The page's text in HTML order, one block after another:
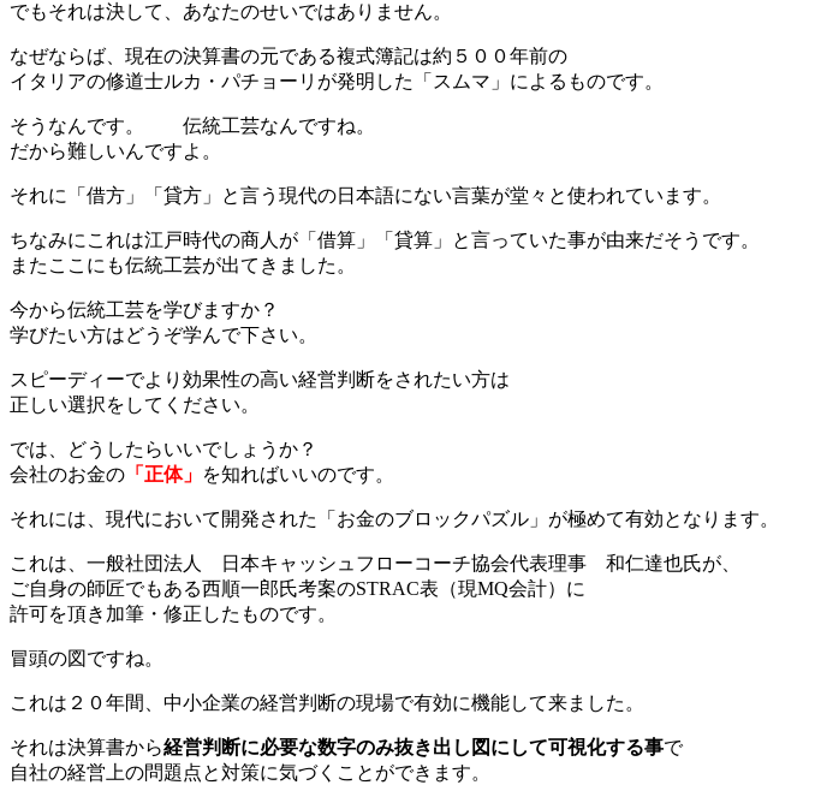
でもそれは決して、あなたのせいではありません。
なぜならば、現在の決算書の元である複式簿記は約５００年前の
イタリアの修道士ルカ・パチョーリが発明した「スムマ」によるものです。
そうなんです。 伝統工芸なんですね。
だから難しいんですよ。
それに「借方」「貸方」と言う現代の日本語にない言葉が堂々と使われています。
ちなみにこれは江戸時代の商人が「借算」「貸算」と言っていた事が由来だそうです。
またここにも伝統工芸が出てきました。
今から伝統工芸を学びますか？
学びたい方はどうぞ学んで下さい。
スピーディーでより効果性の高い経営判断をされたい方は
正しい選択をしてください。
では、どうしたらいいでしょうか？
会社のお金の 「正体」 を知ればいいのです。
それには、現代において開発された「お金のブロックパズル」が極めて有効となります。
これは、一般社団法人 日本キャッシュフローコーチ協会代表理事 和仁達也氏が、
ご自身の師匠でもある西順一郎氏考案のSTRAC表（現MQ会計）に
許可を頂き加筆・修正したものです。
冒頭の図ですね。
これは２０年間、中小企業の経営判断の現場で有効に機能して来ました。
それは決算書から経営判断に必要な数字のみ抜き出し図にして可視化する事で
自社の経営上の問題点と対策に気づくことができます。